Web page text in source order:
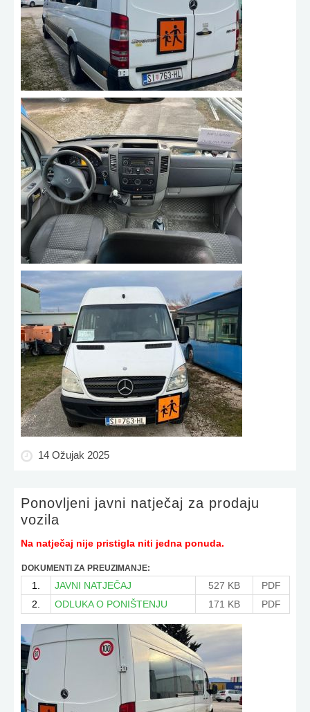
14 Ožujak 2025
Ponovljeni javni natječaj za prodaju
vozila
Na natječaj nije pristigla niti jedna ponuda.
DOKUMENTI ZA PREUZIMANJE:
1. JAVNI NATJEČAJ 527 KB
PDF
2.
ODLUKA O PONIŠTENJU 171 KB PDF